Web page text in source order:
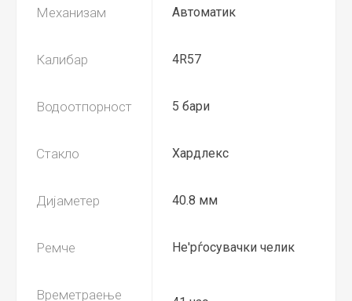
Механизам Автоматик
Калибар 4R57
Водоотпорност 5 бари
Стакло Хардлекс
Дијаметер 40.8 мм
Ремче Не'рѓосувачки челик
Времетраење